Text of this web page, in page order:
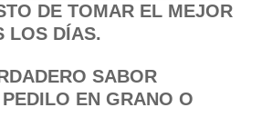
DE TOMAR EL MEJOR
LOS DÍAS.
SABOR
EN GRANO O